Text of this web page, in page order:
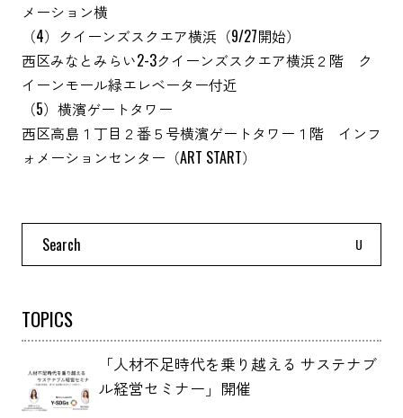
メーション横
（4）クイーンズスクエア横浜（9/27開始）
西区みなとみらい2-3クイーンズスクエア横浜２階 ク
イーンモール緑エレベーター付近
（5）横濱ゲートタワー
西区高島１丁目２番５号横濱ゲートタワー１階 インフ
ォメーションセンター（ART START）
Search
TOPICS
「人材不足時代を乗り越える サステナブ
ル経営セミナー」開催